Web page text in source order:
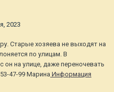
2023
Старые хозяева не выходят на
по улицам. В
он на улице, даже переночевать
47-99 Марина Информация